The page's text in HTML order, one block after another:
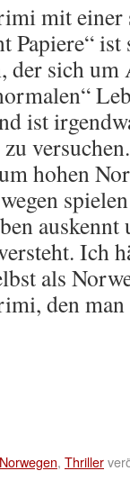
mit einer
Papiere“
der sich um
ist
hohen
Ich
als
den
Norwegen, Thriller